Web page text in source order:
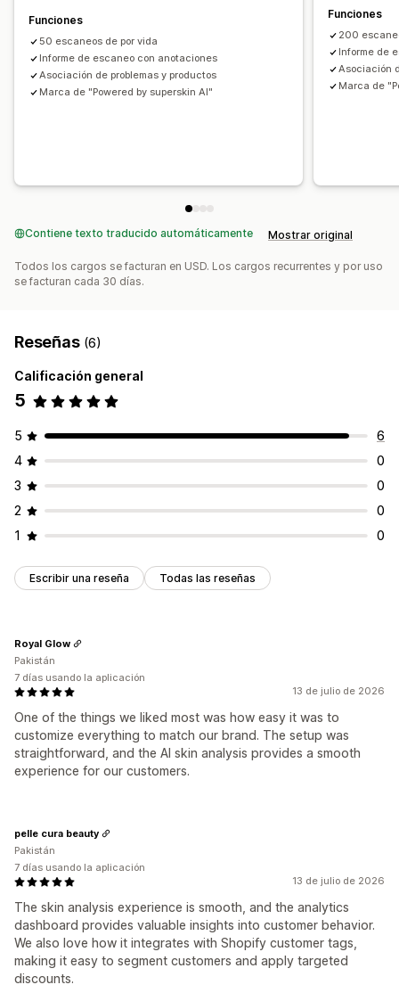
Rendimiento de recomendaciones
Sugerencias de optimización
Funciones
50 escaneos de por vida
Informe de escaneo con anotaciones
Asociación de problemas y productos
Marca de "Powered by superskin AI"
Funciones
200
Informe de
Asociación
Marca de
Contiene texto traducido automáticamente Mostrar original
Todos los cargos se facturan en USD. Los cargos recurrentes y por uso
se facturan cada 30 días.
Reseñas (6)
Calificación general
5
5
6
4
0
3
0
2
0
1
0
Escribir una reseña Todas las reseñas
13 de julio de 2026
One of the things we liked most was how easy it was to
customize everything to match our brand. The setup was
straightforward, and the AI skin analysis provides a smooth
experience for our customers.
Royal Glow
Pakistán
7 días usando la aplicación
13 de julio de 2026
The skin analysis experience is smooth, and the analytics
dashboard provides valuable insights into customer behavior.
We also love how it integrates with Shopify customer tags,
making it easy to segment customers and apply targeted
discounts.
pelle cura beauty
Pakistán
7 días usando la aplicación